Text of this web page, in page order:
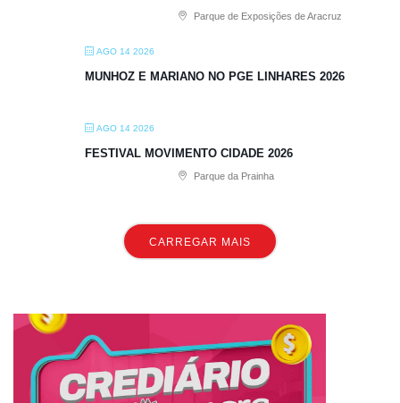
Parque de Exposições de Aracruz
AGO 14 2026
MUNHOZ E MARIANO NO PGE LINHARES 2026
AGO 14 2026
FESTIVAL MOVIMENTO CIDADE 2026
Parque da Prainha
CARREGAR MAIS